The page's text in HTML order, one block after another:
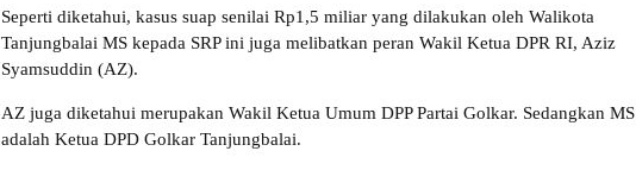
Seperti diketahui, kasus suap senilai Rp1,5 miliar yang dilakukan oleh Walikota
Tanjungbalai MS kepada SRP ini juga melibatkan peran Wakil Ketua DPR RI, Aziz
Syamsuddin (AZ).
AZ juga diketahui merupakan Wakil Ketua Umum DPP Partai Golkar. Sedangkan MS
adalah Ketua DPD Golkar Tanjungbalai.